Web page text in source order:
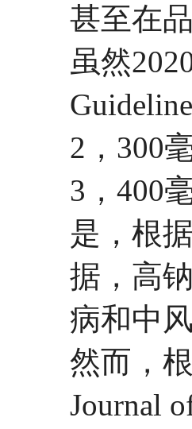
甚至在
虽然
2，300
3，400
是，根
据，高
病和中
然而，
Journal